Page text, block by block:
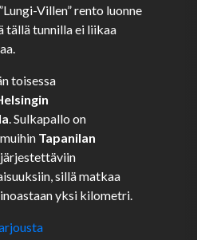
Villen” rento luonne
tällä tunnilla ei liikaa
toisessa
. Sulkapallo on
Tapanilan
järjestettäviin
sillä matkaa
yksi kilometri.